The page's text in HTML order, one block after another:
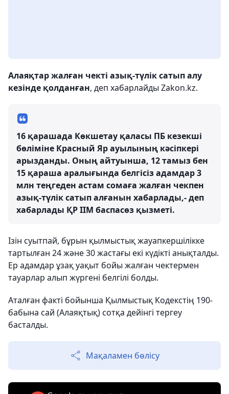
Алаяқтар жалған чекті азық-түлік сатып алу
кезінде қолданған, деп хабарлайды Zakon.kz.
16 қарашада Көкшетау қаласы ПБ кезекші
бөліміне Красный Яр ауылының кәсіпкері
арызданды. Оның айтуынша, 12 тамыз бен
15 қараша аралығында белгісіз адамдар 3
млн теңгеден астам сомаға жалған чекпен
азық-түлік сатып алғанын хабарлады,- деп
хабарлады ҚР ІІМ баспасөз қызметі.
Ізін суытпай, бұрын қылмыстық жауапкершілікке
тартылған 24 және 30 жастағы екі күдікті анықталды.
Ер адамдар ұзақ уақыт бойы жалған чектермен
тауарлар алып жүргені белгілі болды.
Аталған факті бойынша Қылмыстық Кодекстің 190-
бабына сай (Алаяқтық) сотқа дейінгі тергеу
басталды.
Мақаламен бөлісу